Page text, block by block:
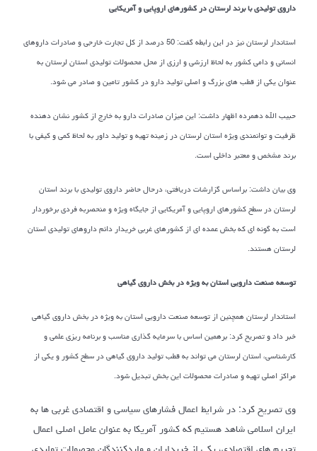
داروی تولیدی با برند لرستان در کشورهای اروپایی و آمریکایی
استاندار لرستان نیز در این رابطه گفت: 50 درصد از کل تجارت خارجی و صادرات داروهای
انسانی و دامی کشور به لحاظ ارزشی و ارزی از محل محصولات تولیدی استان لرستان به
عنوان یکی از قطب های بزرگ و اصلی تولید دارو در کشور تامین و صادر می شود.
حبیب الله دهمرده اظهار داشت: این میزان صادرات دارو به خارج از کشور نشان دهنده
ظرفیت و توانمندی ویژه استان لرستان در زمینه تهیه و تولید داور به لحاظ کمی و کیفی با
برند مشخص و معتبر داخلی است.
وی بیان داشت: براساس گزارشات دریافتی، درحال حاضر داروی تولیدی با برند استان
لرستان در سطح کشورهای اروپایی و آمریکایی از جایگاه ویژه و منحصربه فردی برخوردار
است به گونه ای که بخش عمده ای از کشورهای غربی خریدار دائم داروهای تولیدی استان
لرستان هستند.
توسعه صنعت دارویی استان به ویژه در بخش داروی گیاهی
استاندار لرستان همچنین از توسعه صنعت دارویی استان به ویژه در بخش داروی گیاهی
خبر داد و تصریح کرد: برهمین اساس با سرمایه گذاری مناسب و برنامه ریزی علمی و
کارشناسی، استان لرستان می تواند به قطب تولید داروی گیاهی در سطح کشور و یکی از
مراکز اصلی تهیه و صادرات محصولات این بخش تبدیل شود.
وی تصریح کرد: در شرایط اعمال فشارهای سیاسی و اقتصادی غربی ها به
ایران اسلامی شاهد هستیم که کشور آمریکا به عنوان عامل اصلی اعمال